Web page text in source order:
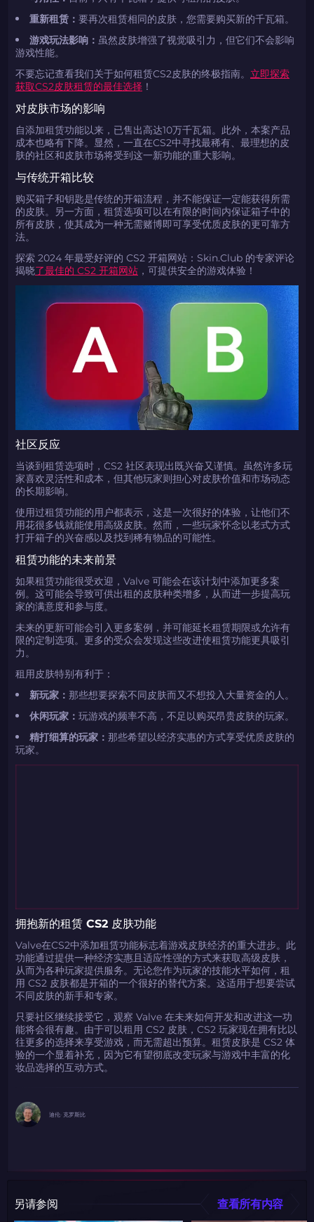
只需抓取区域并将促销代码复制到剪贴板
2024LONG
如何使用促销代码
如何使用促销代码
带上你的促销代码
如何使用促销代码
带上你的促销代码
由KARRIGAN倾情推荐
团队 THE MONGOLZ
CS2CODES.CN社区与电子竞技
重新租赁： 要再次租赁相同的皮肤，您需要购买新的千瓦箱。
游戏玩法影响： 虽然皮肤增强了视觉吸引力，但它们不会影响
游戏性能。
不要忘记查看我们关于如何租赁CS2皮肤的终极指南。 立即探索
获取CS2皮肤租赁的最佳选择 ！
对皮肤市场的影响
自添加租赁功能以来，已售出高达10万千瓦箱。此外，本案产品
成本也略有下降。显然，一直在CS2中寻找最稀有、最理想的皮
肤的社区和皮肤市场将受到这一新功能的重大影响。
与传统开箱比较
购买箱子和钥匙是传统的开箱流程，并不能保证一定能获得所需
的皮肤。另一方面，租赁选项可以在有限的时间内保证箱子中的
所有皮肤，使其成为一种无需赌博即可享受优质皮肤的更可靠方
法。
探索 2024 年最受好评的 CS2 开箱网站：Skin.Club 的专家评论
揭晓了最佳的 CS2 开箱网站 ，可提供安全的游戏体验！
社区反应
当谈到租赁选项时，CS2 社区表现出既兴奋又谨慎。虽然许多玩
家喜欢灵活性和成本，但其他玩家则担心对皮肤价值和市场动态
的长期影响。
使用过租赁功能的用户都表示，这是一次很好的体验，让他们不
用花很多钱就能使用高级皮肤。然而，一些玩家怀念以老式方式
打开箱子的兴奋感以及找到稀有物品的可能性。
租赁功能的未来前景
如果租赁功能很受欢迎，Valve 可能会在该计划中添加更多案
例。这可能会导致可供出租的皮肤种类增多，从而进一步提高玩
家的满意度和参与度。
未来的更新可能会引入更多案例，并可能延长租赁期限或允许有
限的定制选项。更多的受众会发现这些改进使租赁功能更具吸引
力。
租用皮肤特别有利于：
新玩家： 那些想要探索不同皮肤而又不想投入大量资金的人。
休闲玩家： 玩游戏的频率不高，不足以购买昂贵皮肤的玩家。
精打细算的玩家： 那些希望以经济实惠的方式享受优质皮肤的
玩家。
拥抱新的租赁 CS2 皮肤功能
Valve在CS2中添加租赁功能标志着游戏皮肤经济的重大进步。此
功能通过提供一种经济实惠且适应性强的方式来获取高级皮肤，
从而为各种玩家提供服务。无论您作为玩家的技能水平如何，租
用 CS2 皮肤都是开箱的一个很好的替代方案。这适用于想要尝试
不同皮肤的新手和专家。
只要社区继续接受它，观察 Valve 在未来如何开发和改进这一功
能将会很有趣。由于可以租用 CS2 皮肤，CS2 玩家现在拥有比以
往更多的选择来享受游戏，而无需超出预算。租赁皮肤是 CS2 体
验的一个显着补充，因为它有望彻底改变玩家与游戏中丰富的化
妆品选择的互动方式。
迪伦· 克罗斯比
另请参阅 查看所有内容